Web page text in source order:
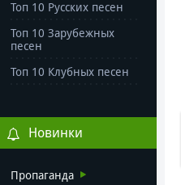
Топ 10 Русских песен
Топ 10 Зарубежных
песен
Топ 10 Клубных песен
Новинки
Пропаганда